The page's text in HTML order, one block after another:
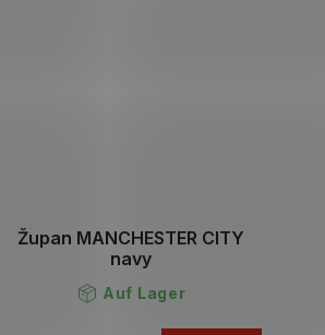
Župan MANCHESTER CITY
navy
Auf Lager